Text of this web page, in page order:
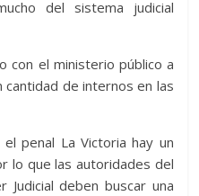
del sistema judicial
con el ministerio público a
de internos en las
penal La Victoria hay un
lo que las autoridades del
deben buscar una